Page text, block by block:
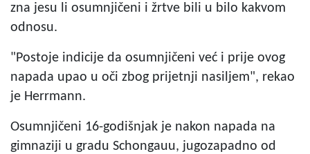
zna jesu li osumnjičeni i žrtve bili u bilo kakvom
odnosu.
"Postoje indicije da osumnjičeni već i prije ovog
napada upao u oči zbog prijetnji nasiljem", rekao
je Herrmann.
Osumnjičeni 16-godišnjak je nakon napada na
gimnaziji u gradu Schongauu, jugozapadno od